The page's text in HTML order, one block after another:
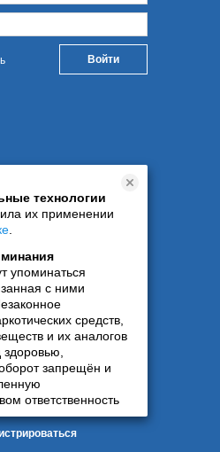
технологии
их применении
упоминаться
с ними
средств,
и их аналогов
запрещён и
ответственность